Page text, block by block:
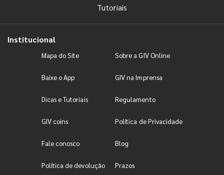
Tutoriais
Institucional
Mapa do Site Sobre a GIV Online
Baixe o App GIV na Imprensa
Dicas e Tutoriais Regulamento
GIV coins Política de Privacidade
Fale conosco Blog
Política de devolução Prazos